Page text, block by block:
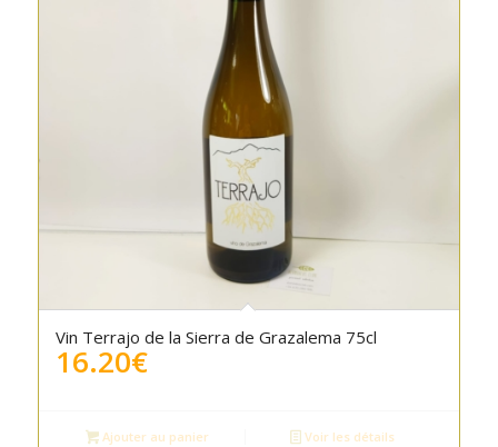
Vin Terrajo de la Sierra de Grazalema 75cl
16.20€
Ajouter au panier Voir les détails